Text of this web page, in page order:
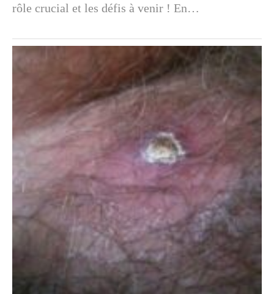
rôle crucial et les défis à venir ! En…